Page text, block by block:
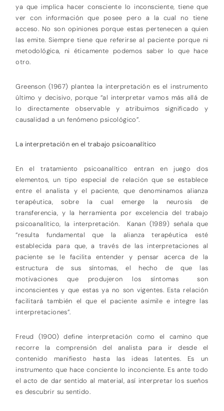
ya que implica hacer consciente lo inconsciente, tiene que
ver con información que posee pero a la cual no tiene
acceso. No son opiniones porque estas pertenecen a quien
las emite. Siempre tiene que referirse al paciente porque ni
metodológica, ni éticamente podemos saber lo que hace
otro.
Greenson (1967) plantea la interpretación es el instrumento
último y decisivo, porque “al interpretar vamos más allá de
lo directamente observable y atribuimos significado y
causalidad a un fenómeno psicológico”.
La interpretación en el trabajo psicoanalítico
En el tratamiento psicoanalítico entran en juego dos
elementos, un tipo especial de relación que se establece
entre el analista y el paciente, que denominamos alianza
terapéutica, sobre la cual emerge la neurosis de
transferencia, y la herramienta por excelencia del trabajo
psicoanalítico, la interpretación. Kanan (1989) señala que
“resulta fundamental que la alianza terapéutica esté
establecida para que, a través de las interpretaciones al
paciente se le facilita entender y pensar acerca de la
estructura de sus síntomas, el hecho de que las
motivaciones que produjeron los síntomas son
inconscientes y que estas ya no son vigentes. Esta relación
facilitará también el que el paciente asimile e integre las
interpretaciones”.
Freud (1900) define interpretación como el camino que
recorre la comprensión del analista para ir desde el
contenido manifiesto hasta las ideas latentes. Es un
instrumento que hace conciente lo inconciente. Es ante todo
el acto de dar sentido al material, así interpretar los sueños
es descubrir su sentido.